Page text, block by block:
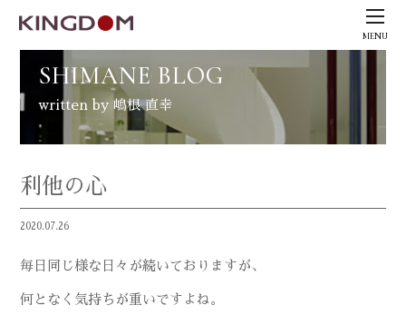
MENU
SHIMANE BLOG
written by 嶋根 直幸
利他の心
2020.07.26
毎日同じ様な日々が続いておりますが、
何となく気持ちが重いですよね。